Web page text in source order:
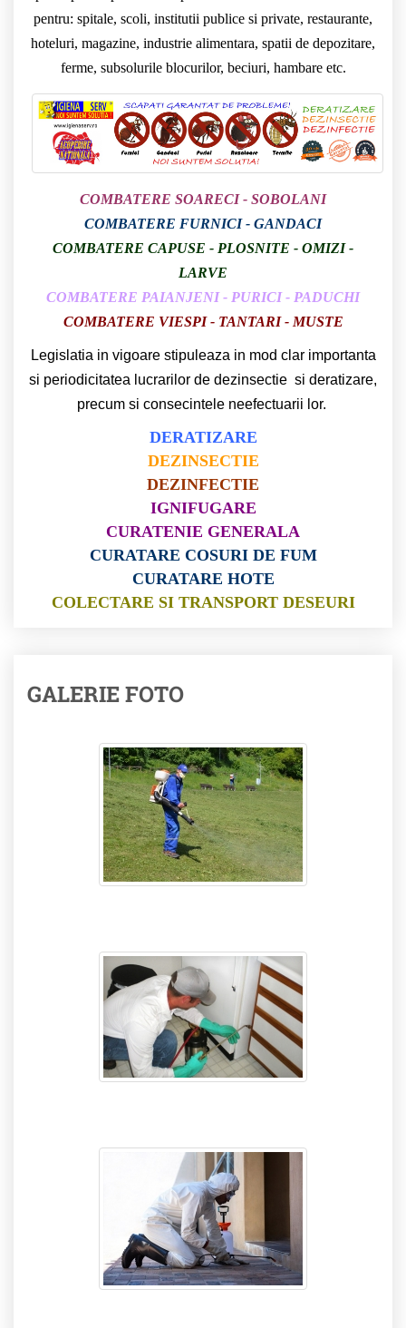
pentru: spitale, scoli, institutii publice si private, restaurante,
hoteluri, magazine, industrie alimentara, spatii de depozitare,
ferme, subsolurile blocurilor, beciuri, hambare etc.
COMBATERE SOARECI - SOBOLANI
COMBATERE FURNICI - GANDACI
COMBATERE CAPUSE - PLOSNITE - OMIZI -
LARVE
COMBATERE PAIANJENI - PURICI - PADUCHI
COMBATERE VIESPI - TANTARI - MUSTE
Legislatia in vigoare stipuleaza in mod clar importanta
si periodicitatea lucrarilor de dezinsectie si deratizare,
precum si consecintele neefectuarii lor.
DERATIZARE
DEZINSECTIE
DEZINFECTIE
IGNIFUGARE
CURATENIE GENERALA
CURATARE COSURI DE FUM
CURATARE HOTE
COLECTARE SI TRANSPORT DESEURI
GALERIE FOTO